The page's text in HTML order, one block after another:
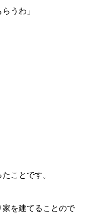
うわ」
ことです。
を建てることので